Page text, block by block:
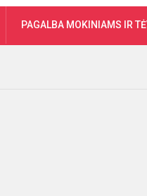
PAGALBA MOKINIAMS IR